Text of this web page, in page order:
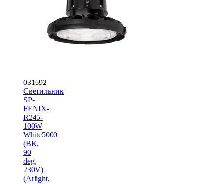
031692
Светильник
SP-
FENIX-
R245-
100W
White5000
(BK,
90
deg,
230V)
(Arlight,